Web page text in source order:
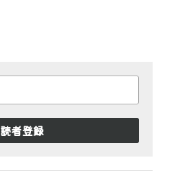
読者登録